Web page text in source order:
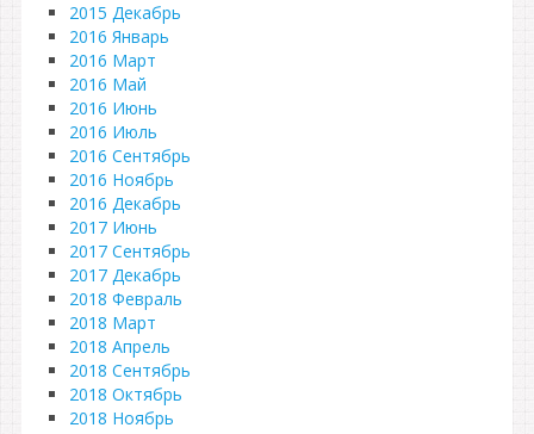
2015 Декабрь
2016 Январь
2016 Март
2016 Май
2016 Июнь
2016 Июль
2016 Сентябрь
2016 Ноябрь
2016 Декабрь
2017 Июнь
2017 Сентябрь
2017 Декабрь
2018 Февраль
2018 Март
2018 Апрель
2018 Сентябрь
2018 Октябрь
2018 Ноябрь